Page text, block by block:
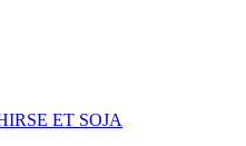
ET SOJA